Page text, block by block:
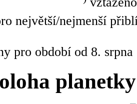
největší/nejmenší
pro období od 8.